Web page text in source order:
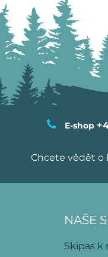
E-shop
Chcete vědět o
NAŠE
Skipas k